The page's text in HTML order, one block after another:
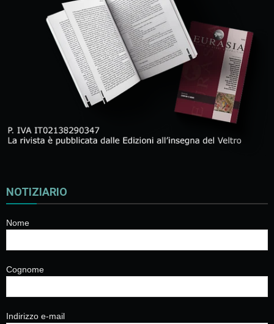
NOTIZIARIO
Nome
Cognome
Indirizzo e-mail